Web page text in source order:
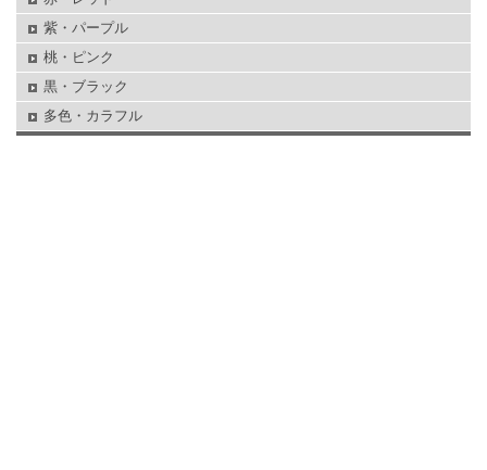
紫・パープル
桃・ピンク
黒・ブラック
多色・カラフル